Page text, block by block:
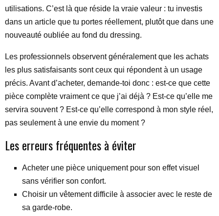
utilisations. C’est là que réside la vraie valeur : tu investis
dans un article que tu portes réellement, plutôt que dans une
nouveauté oubliée au fond du dressing.
Les professionnels observent généralement que les achats
les plus satisfaisants sont ceux qui répondent à un usage
précis. Avant d’acheter, demande-toi donc : est-ce que cette
pièce complète vraiment ce que j’ai déjà ? Est-ce qu’elle me
servira souvent ? Est-ce qu’elle correspond à mon style réel,
pas seulement à une envie du moment ?
Les erreurs fréquentes à éviter
Acheter une pièce uniquement pour son effet visuel
sans vérifier son confort.
Choisir un vêtement difficile à associer avec le reste de
sa garde-robe.